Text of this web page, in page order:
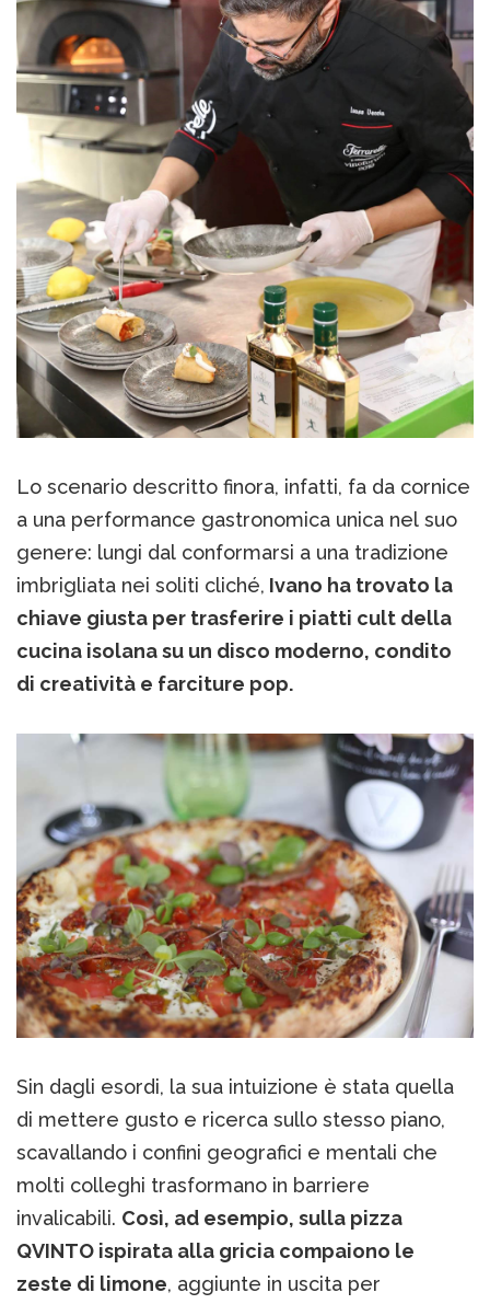
Lo scenario descritto finora, infatti, fa da cornice
a una performance gastronomica unica nel suo
genere: lungi dal conformarsi a una tradizione
imbrigliata nei soliti cliché, Ivano ha trovato la
chiave giusta per trasferire i piatti cult della
cucina isolana su un disco moderno, condito
di creatività e farciture pop.
Sin dagli esordi, la sua intuizione è stata quella
di mettere gusto e ricerca sullo stesso piano,
scavallando i confini geografici e mentali che
molti colleghi trasformano in barriere
invalicabili. Così, ad esempio, sulla pizza
QVINTO ispirata alla gricia compaiono le
zeste di limone, aggiunte in uscita per